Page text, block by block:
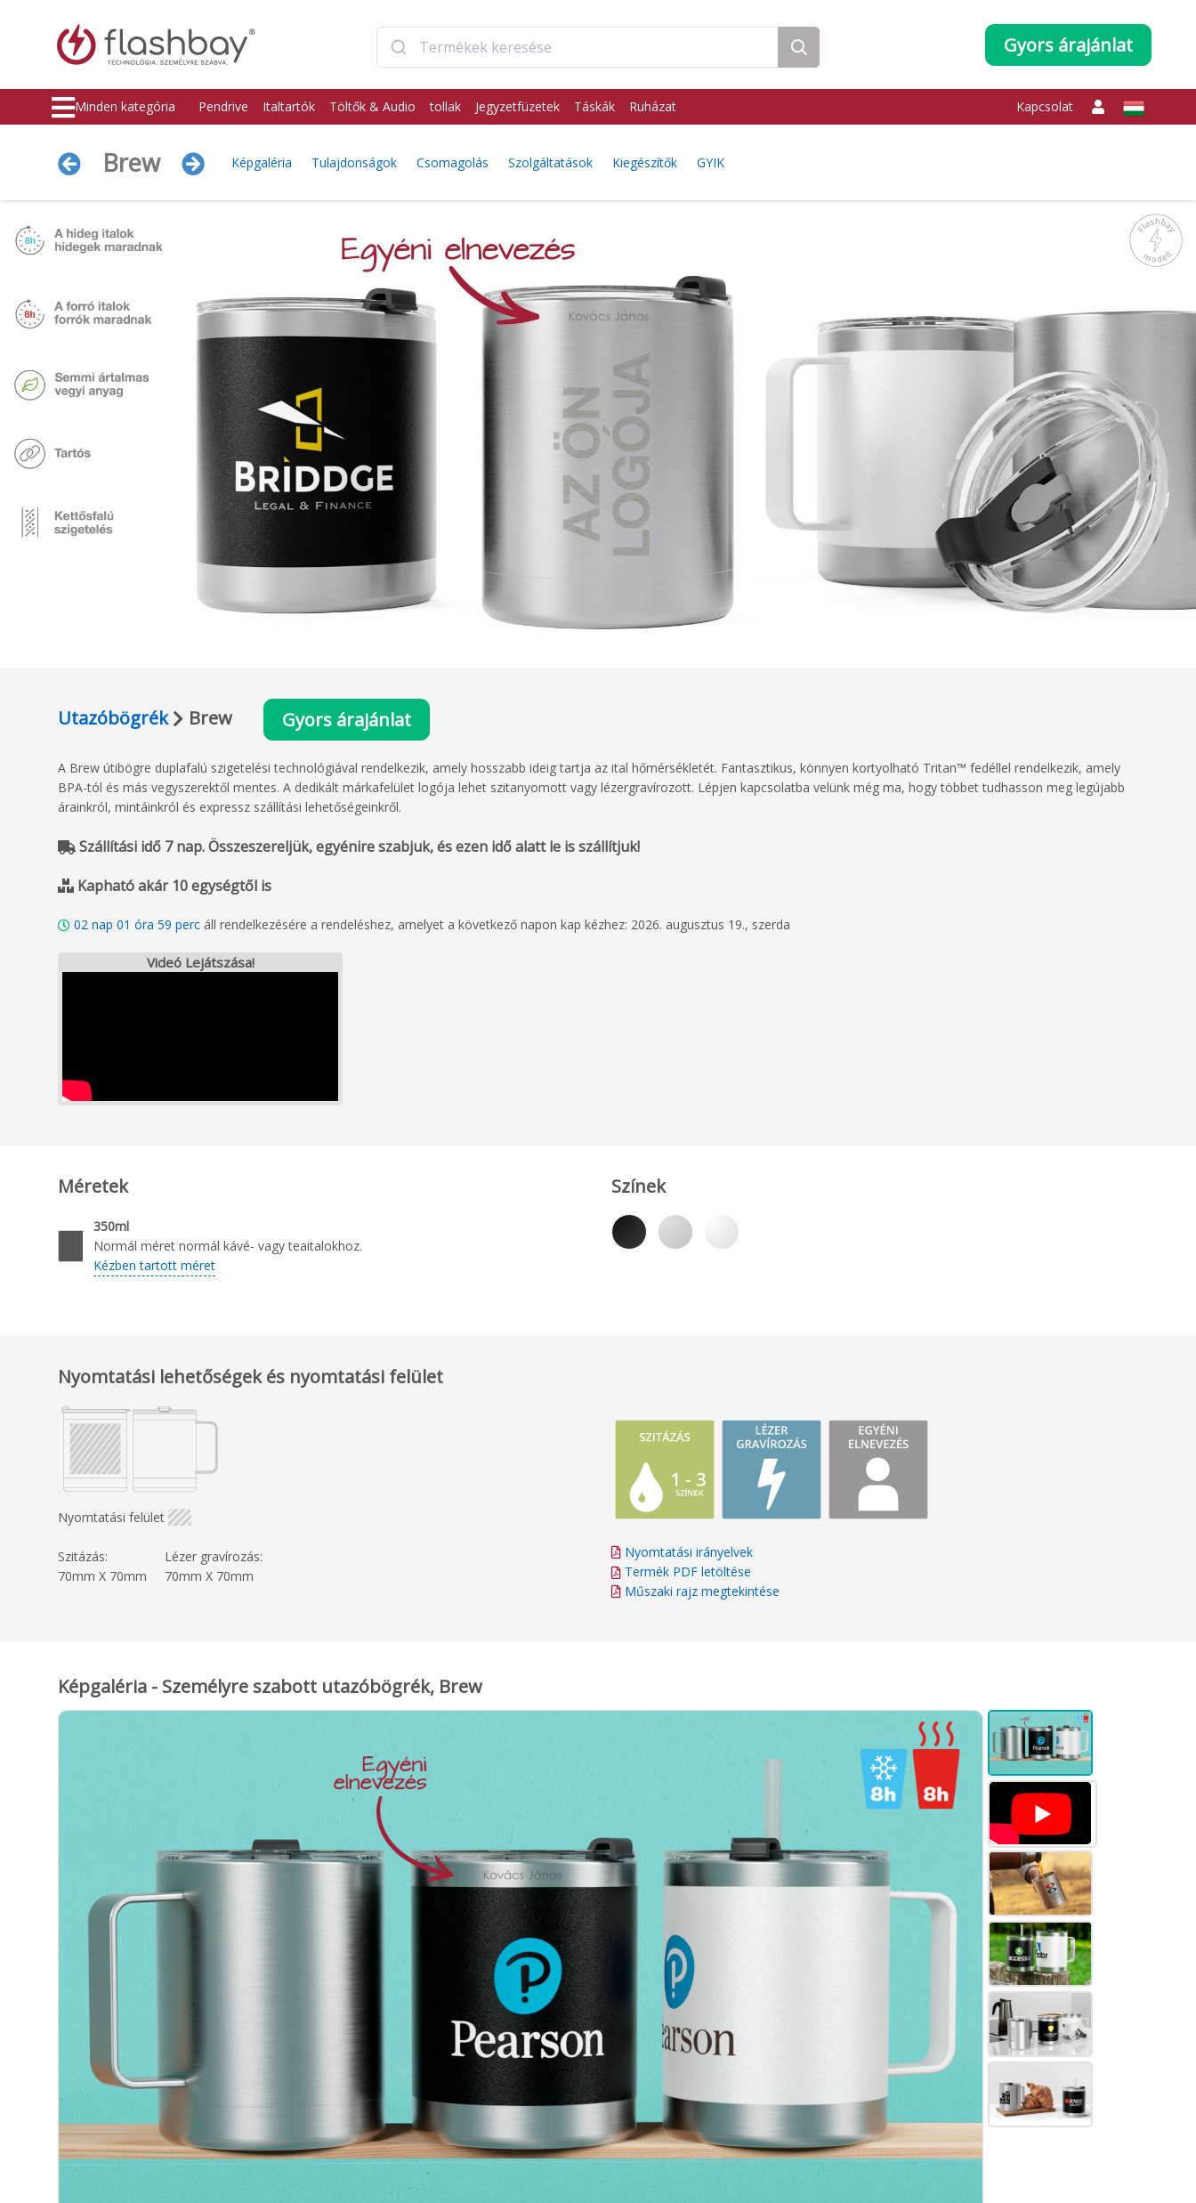
Gyors árajánlat
Minden kategória Pendrive Italtartók Töltők & Audio tollak Jegyzetfüzetek Táskák Ruházat Kapcsolat
Brew Képgaléria Tulajdonságok Csomagolás Szolgáltatások Kiegészítők GYIK
Utazóbögrék Brew Gyors árajánlat
A Brew útibögre duplafalú szigetelési technológiával rendelkezik, amely hosszabb ideig tartja az ital hőmérsékletét. Fantasztikus, könnyen kortyolható Tritan™ fedéllel rendelkezik, amely
BPA-tól és más vegyszerektől mentes. A dedikált márkafelület logója lehet szitanyomott vagy lézergravírozott. Lépjen kapcsolatba velünk még ma, hogy többet tudhasson meg legújabb
árainkról, mintáinkról és expressz szállítási lehetőségeinkről.
Szállítási idő 7 nap. Összeszereljük, egyénire szabjuk, és ezen idő alatt le is szállítjuk!
Kapható akár 10 egységtől is
02 nap 01 óra 59 perc áll rendelkezésére a rendeléshez, amelyet a következő napon kap kézhez: 2026. augusztus 19., szerda
Videó Lejátszása!
Méretek
350ml
Normál méret normál kávé- vagy teaitalokhoz.
Kézben tartott méret
Színek
Nyomtatási lehetőségek és nyomtatási felület
Nyomtatási felület
Szitázás:
70mm X 70mm
Lézer gravírozás:
70mm X 70mm
Nyomtatási irányelvek
Termék PDF letöltése
Műszaki rajz megtekintése
Képgaléria - Személyre szabott utazóbögrék, Brew